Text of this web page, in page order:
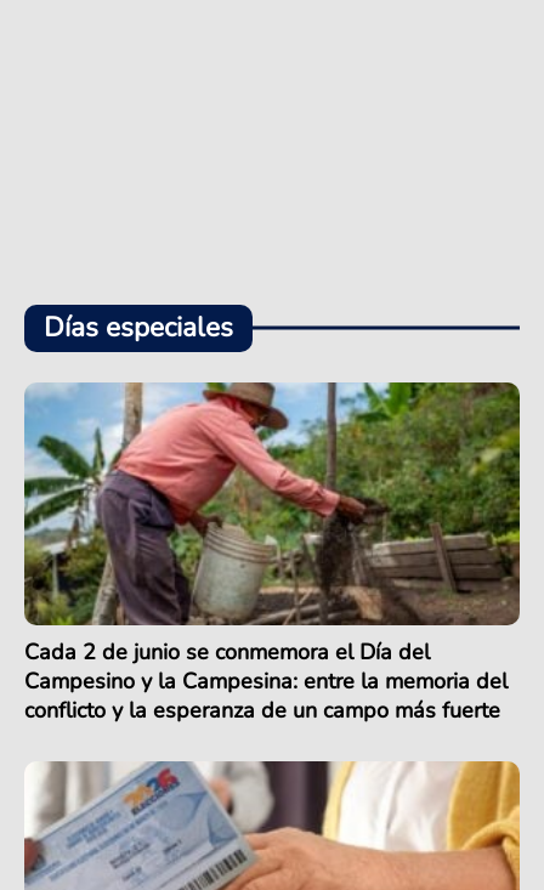
Días especiales
Cada 2 de junio se conmemora el Día del
Campesino y la Campesina: entre la memoria del
conflicto y la esperanza de un campo más fuerte